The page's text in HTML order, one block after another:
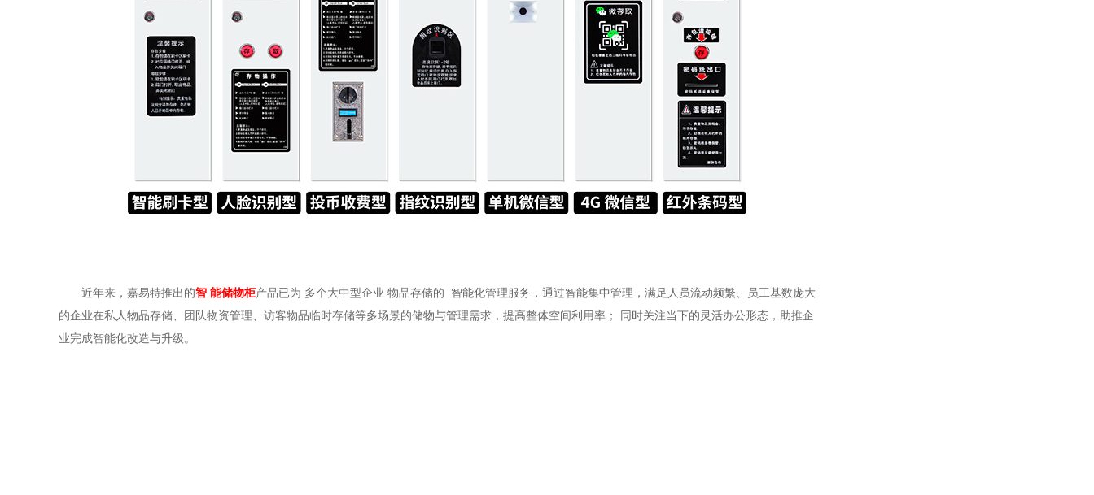
近年来，嘉易特推出的智 能储物柜产品已为 多个大中型企业 物品存储的 智能化管理服务，通过智能集中管理，满足人员流动频繁、员工基数庞大
的企业在私人物品存储、团队物资管理、访客物品临时存储等多场景的储物与管理需求，提高整体空间利用率； 同时关注当下的灵活办公形态，助推企
业完成智能化改造与升级。